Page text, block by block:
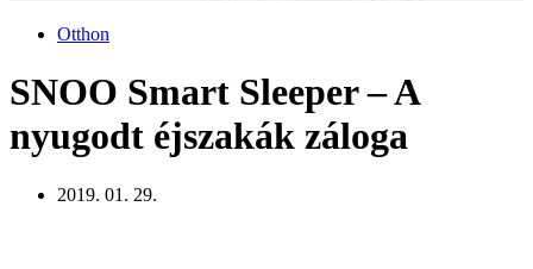
Otthon
SNOO Smart Sleeper – A
nyugodt éjszakák záloga
2019. 01. 29.